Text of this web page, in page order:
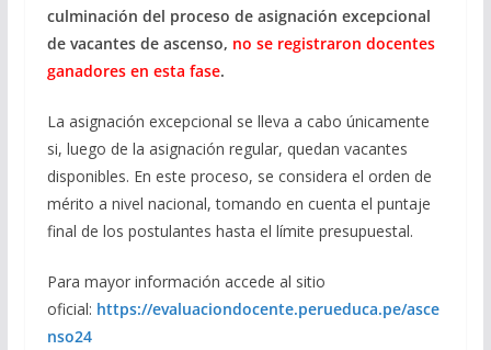
culminación del proceso de asignación excepcional
de vacantes de ascenso, no se registraron docentes
ganadores en esta fase.
La asignación excepcional se lleva a cabo únicamente
si, luego de la asignación regular, quedan vacantes
disponibles. En este proceso, se considera el orden de
mérito a nivel nacional, tomando en cuenta el puntaje
final de los postulantes hasta el límite presupuestal.
Para mayor información accede al sitio
oficial: https://evaluaciondocente.perueduca.pe/asce
nso24